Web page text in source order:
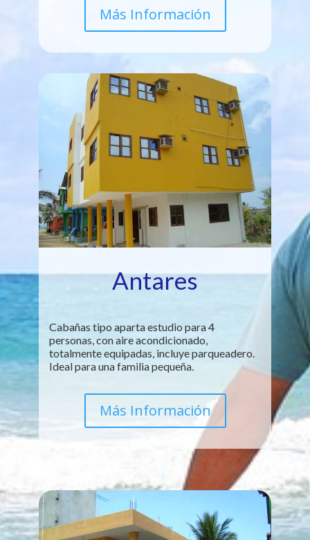
Más Información
Antares
Cabañas tipo aparta estudio para 4
personas, con aire acondicionado,
totalmente equipadas, incluye parqueadero.
Ideal para una familia pequeña.
Más Información